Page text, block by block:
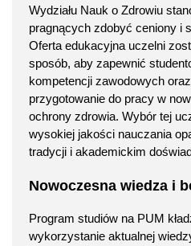
Wydziału Nauk o Zdrowiu
pragnących zdobyć ceniony i
Oferta edukacyjna uczelni
sposób, aby zapewnić
kompetencji zawodowych
przygotowanie do pracy w
ochrony zdrowia. Wybór tej
wysokiej jakości nauczania
tradycji i akademickim
Nowoczesna wiedza i
Program studiów na PUM
wykorzystanie aktualnej